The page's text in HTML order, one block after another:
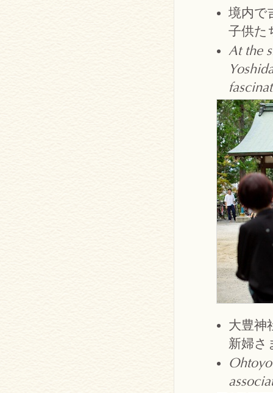
境内で
子供た
At the
大豊神
新婦さ